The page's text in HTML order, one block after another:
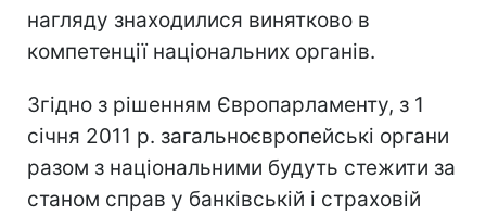
нагляду знаходилися винятково в
компетенції національних органів.
Згідно з рішенням Європарламенту, з 1
січня 2011 р. загальноєвропейські органи
разом з національними будуть стежити за
станом справ у банківській і страховій